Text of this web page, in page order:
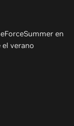
en
verano